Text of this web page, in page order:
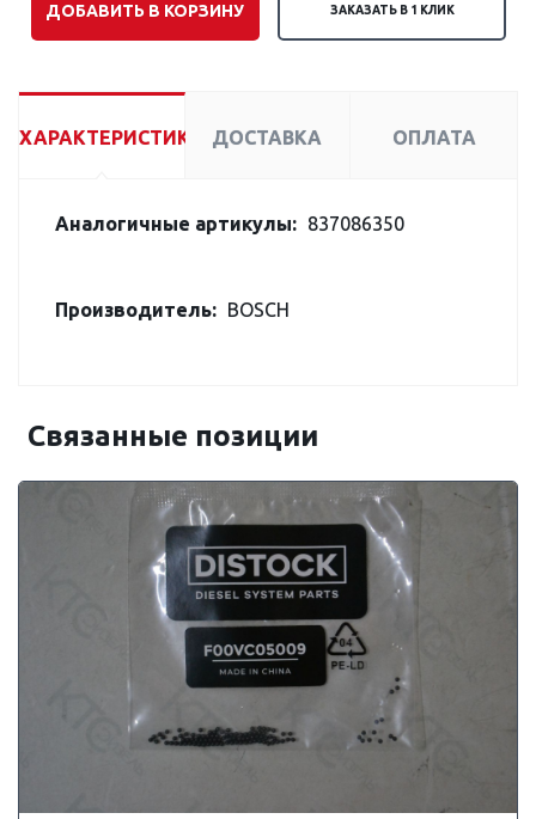
ДОБАВИТЬ В КОРЗИНУ ЗАКАЗАТЬ В 1 КЛИК
ХАРАКТЕРИСТИКИ ДОСТАВКА ОПЛАТА
Аналогичные артикулы: 837086350
Производитель: BOSCH
Связанные позиции